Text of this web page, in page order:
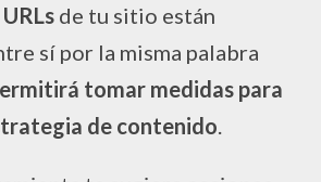
URLs de tu sitio están
sí por la misma palabra
tomar medidas para
de contenido